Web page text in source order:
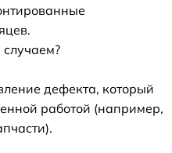
дефекта, который
работой (например,